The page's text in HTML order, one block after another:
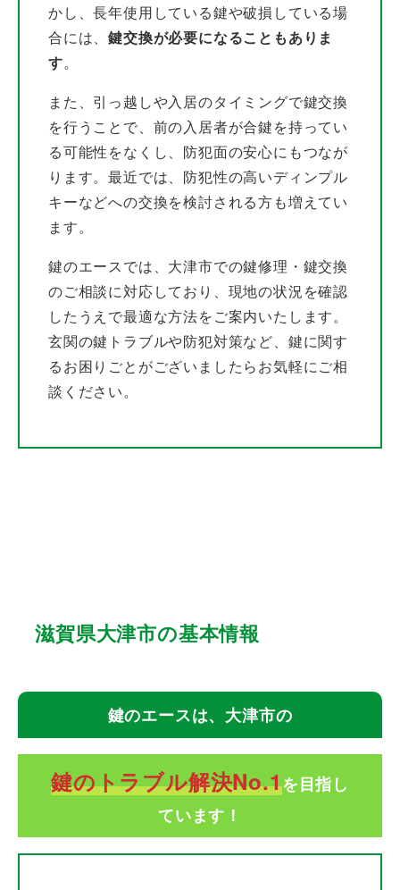
かし、長年使用している鍵や破損している場
合には、鍵交換が必要になることもありま
す。
また、引っ越しや入居のタイミングで鍵交換
を行うことで、前の入居者が合鍵を持ってい
る可能性をなくし、防犯面の安心にもつなが
ります。最近では、防犯性の高いディンプル
キーなどへの交換を検討される方も増えてい
ます。
鍵のエースでは、大津市での鍵修理・鍵交換
のご相談に対応しており、現地の状況を確認
したうえで最適な方法をご案内いたします。
玄関の鍵トラブルや防犯対策など、鍵に関す
るお困りごとがございましたらお気軽にご相
談ください。
滋賀県大津市の基本情報
鍵のエースは、大津市の
鍵のトラブル解決No.1を目指し
ています！